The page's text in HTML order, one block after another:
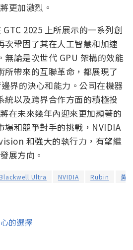
更加激烈。
2025 上所展示的一系列創
次鞏固了其在人工智慧和加速
無論是次世代 GPU 架構的效能
所帶來的互聯革命，都展現了
界的決心和能力。公司在機器
統以及跨界合作方面的積極投
在未來幾年內迎來更加顯著的
場和競爭對手的挑戰，NVIDIA
和強大的執行力，有望繼
展方向。
Ultra NVIDIA Rubin 黃
的選擇